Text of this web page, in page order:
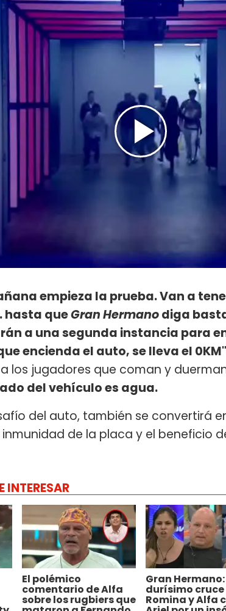
empieza la prueba. Van a
hasta queGran Hermanodiga
a una segunda instancia para
encienda el auto, se lleva el 0KM"
los jugadores que coman y
del vehículo es agua.
del auto, también se convertirá
de la placa y el beneficio
INTERESAR
El polémico
comentario de Alfa
sobre los rugbiers que
Gran Hermano:
durísimo cruce
Romina y Alfa